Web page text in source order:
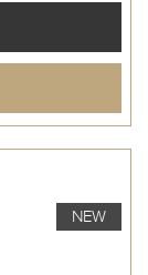
NEW